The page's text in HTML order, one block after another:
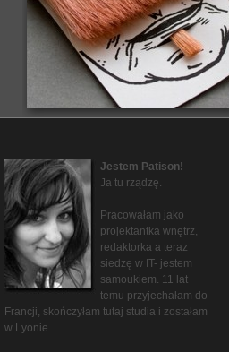
Jestem Patison!
Ja tu rządzę.
Pracowałam jako
projektantka wnętrz,
redaktorka a teraz
siedzę w IT- jestem
samoukiem. 11 lat
temu przyjechałam do
Francji, skończyłam tutaj studia i zostałam
w Lyonie.